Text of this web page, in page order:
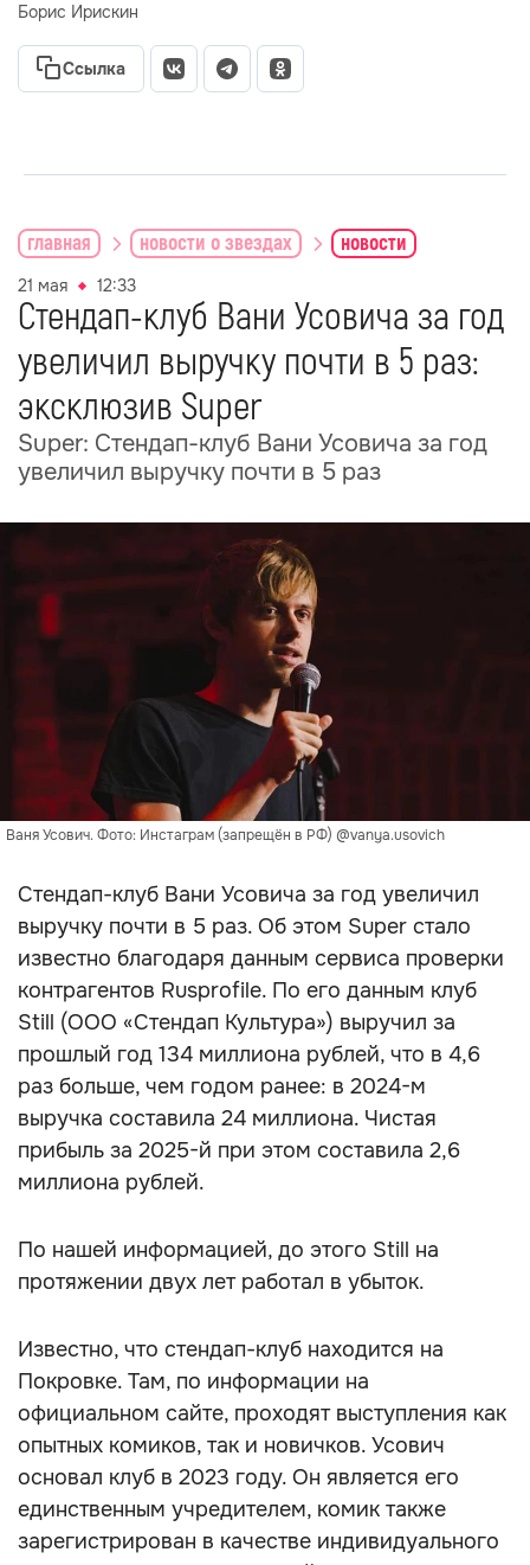
Борис Ирискин
Ссылка
главная новости о звездах новости
21 мая 12:33
Стендап-клуб Вани Усовича за год
увеличил выручку почти в 5 раз:
эксклюзив Super
Super: Стендап-клуб Вани Усовича за год
увеличил выручку почти в 5 раз
Ваня Усович. Фото: Инстаграм (запрещён в РФ) @vanya.usovich
Стендап-клуб Вани Усовича за год увеличил
выручку почти в 5 раз. Об этом Super стало
известно благодаря данным сервиса проверки
контрагентов Rusprofile. По его данным клуб
Still (ООО «Стендап Культура») выручил за
прошлый год 134 миллиона рублей, что в 4,6
раз больше, чем годом ранее: в 2024-м
выручка составила 24 миллиона. Чистая
прибыль за 2025-й при этом составила 2,6
миллиона рублей.
По нашей информацией, до этого Still на
протяжении двух лет работал в убыток.
Известно, что стендап-клуб находится на
Покровке. Там, по информации на
официальном сайте, проходят выступления как
опытных комиков, так и новичков. Усович
основал клуб в 2023 году. Он является его
единственным учредителем, комик также
зарегистрирован в качестве индивидуального